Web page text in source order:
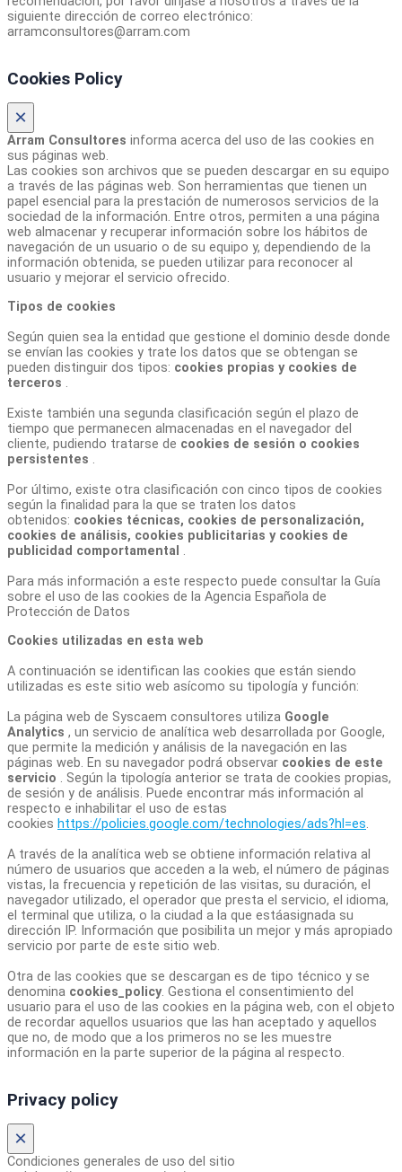
siguiente dirección de correo electrónico:
arramconsultores@arram.com
Cookies Policy
×
Arram Consultores informa acerca del uso de las cookies en
sus páginas web.
Las cookies son archivos que se pueden descargar en su equipo
a través de las páginas web. Son herramientas que tienen un
papel esencial para la prestación de numerosos servicios de la
sociedad de la información. Entre otros, permiten a una página
web almacenar y recuperar información sobre los hábitos de
navegación de un usuario o de su equipo y, dependiendo de la
información obtenida, se pueden utilizar para reconocer al
usuario y mejorar el servicio ofrecido.
Tipos de cookies
Según quien sea la entidad que gestione el dominio desde donde
se envían las cookies y trate los datos que se obtengan se
pueden distinguir dos tipos: cookies propias y cookies de
terceros .
Existe también una segunda clasificación según el plazo de
tiempo que permanecen almacenadas en el navegador del
cliente, pudiendo tratarse de cookies de sesión o cookies
persistentes .
Por último, existe otra clasificación con cinco tipos de cookies
según la finalidad para la que se traten los datos
obtenidos: cookies técnicas, cookies de personalización,
cookies de análisis, cookies publicitarias y cookies de
publicidad comportamental .
Para más información a este respecto puede consultar la Guía
sobre el uso de las cookies de la Agencia Española de
Protección de Datos
Cookies utilizadas en esta web
A continuación se identifican las cookies que están siendo
utilizadas es este sitio web asícomo su tipología y función:
La página web de Syscaem consultores utiliza Google
Analytics , un servicio de analítica web desarrollada por Google,
que permite la medición y análisis de la navegación en las
páginas web. En su navegador podrá observar cookies de este
servicio . Según la tipología anterior se trata de cookies propias,
de sesión y de análisis. Puede encontrar más información al
respecto e inhabilitar el uso de estas
cookies https://policies.google.com/technologies/ads?hl=es.
A través de la analítica web se obtiene información relativa al
número de usuarios que acceden a la web, el número de páginas
vistas, la frecuencia y repetición de las visitas, su duración, el
navegador utilizado, el operador que presta el servicio, el idioma,
el terminal que utiliza, o la ciudad a la que estáasignada su
dirección IP. Información que posibilita un mejor y más apropiado
servicio por parte de este sitio web.
Otra de las cookies que se descargan es de tipo técnico y se
denomina cookies_policy. Gestiona el consentimiento del
usuario para el uso de las cookies en la página web, con el objeto
de recordar aquellos usuarios que las han aceptado y aquellos
que no, de modo que a los primeros no se les muestre
información en la parte superior de la página al respecto.
Privacy policy
×
Condiciones generales de uso del sitio